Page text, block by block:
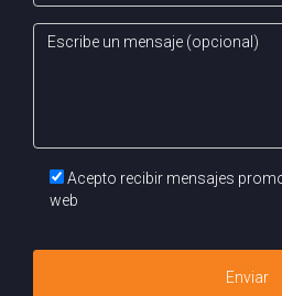
Acepto recibir mensajes
web
Enviar